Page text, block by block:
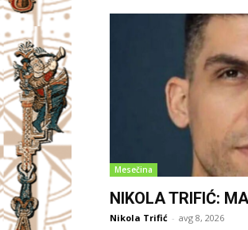
Mesečina
NIKOLA TRIFIĆ:
Nikola Trifić - avg 8, 2026